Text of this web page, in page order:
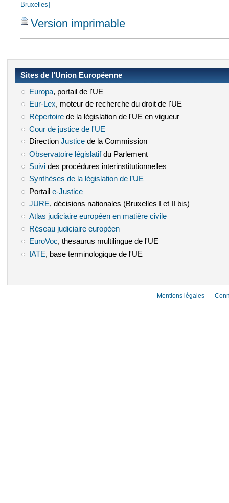
Bruxelles]
Version imprimable
Sites de l’Union Européenne
Europa(le lien est externe)
, portail de l'UE
Eur-Lex(le lien est externe)
, moteur de recherche du droit de l'UE
Répertoire(le lien est externe)
de la législation de l'UE en vigueur
Cour de justice de l'UE
Direction Justice(le lien est externe)
de la Commission
Observatoire législatif(le lien est externe)
du Parlement
Suivi(le lien est externe)
des procédures interinstitutionnelles
Synthèses de la législation de l’UE
Portail e-Justice(le lien est externe)
JURE(le lien est externe)
, décisions nationales (Bruxelles I et II bis)
Atlas judiciaire européen en matière civile(le lien est externe)
Réseau judiciaire européen(le lien est externe)
EuroVoc(le lien est externe)
, thesaurus multilingue de l'UE
IATE (le lien est externe)
, base terminologique de l'UE
Mentions légales